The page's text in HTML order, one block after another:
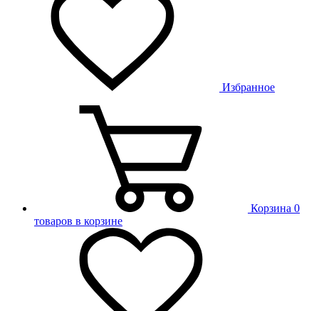
Избранное
Корзина 0
товаров в корзине